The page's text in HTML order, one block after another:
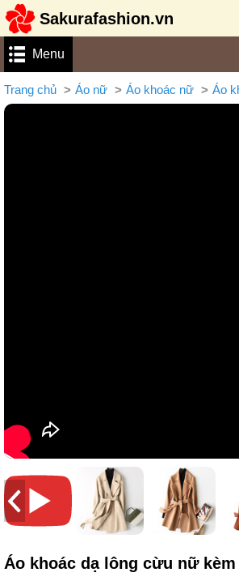
Sakurafashion.vn
Menu
Trang chủ Áo nữ Áo khoác nữ Áo
Áo khoác dạ lông cừu nữ